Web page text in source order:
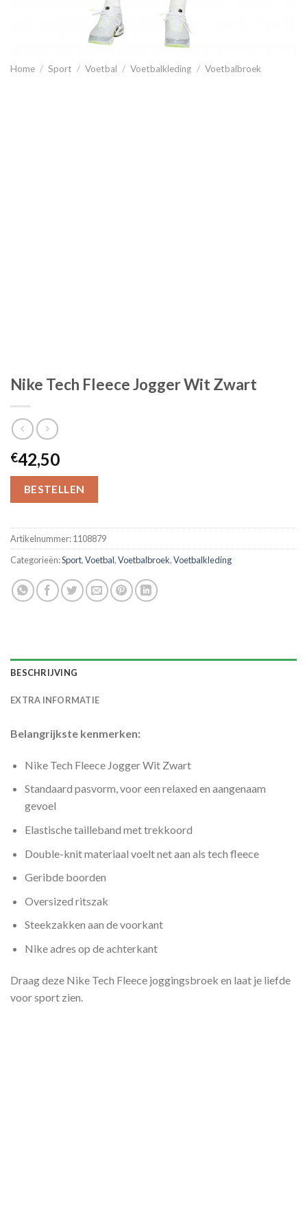
Home / Sport / Voetbal / Voetbalkleding / Voetbalbroek
Nike Tech Fleece Jogger Wit Zwart
€42,50
BESTELLEN
Artikelnummer:1108879
Categorieën:Sport,Voetbal,Voetbalbroek,Voetbalkleding
BESCHRIJVING
EXTRA INFORMATIE
Belangrijkste kenmerken:
Nike Tech Fleece Jogger Wit Zwart
Standaard pasvorm, voor een relaxed en aangenaam
gevoel
Elastische tailleband met trekkoord
Double-knit materiaal voelt net aan als tech fleece
Geribde boorden
Oversized ritszak
Steekzakken aan de voorkant
Nike adres op de achterkant
Draag deze Nike Tech Fleece joggingsbroek en laat je liefde
voor sport zien.